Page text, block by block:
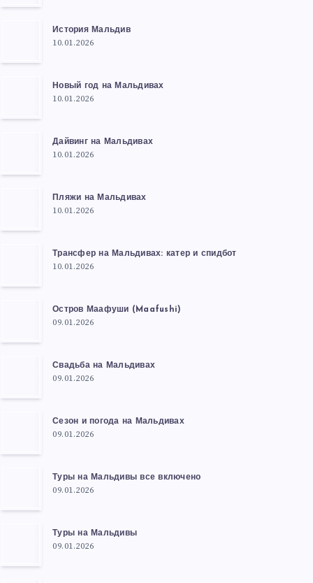
История Мальдив
10.01.2026
Новый год на Мальдивах
10.01.2026
Дайвинг на Мальдивах
10.01.2026
Пляжи на Мальдивах
10.01.2026
Трансфер на Мальдивах: катер и спидбот
10.01.2026
Остров Маафуши (Maafushi)
09.01.2026
Свадьба на Мальдивах
09.01.2026
Сезон и погода на Мальдивах
09.01.2026
Туры на Мальдивы все включено
09.01.2026
Туры на Мальдивы
09.01.2026